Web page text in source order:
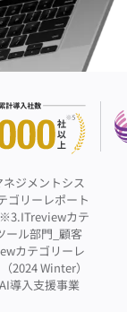
ジメントシス
リーレポート
※3.ITreviewカテ
ール部門_顧客
カテゴリーレ
2024 Winter）
導入支援事業